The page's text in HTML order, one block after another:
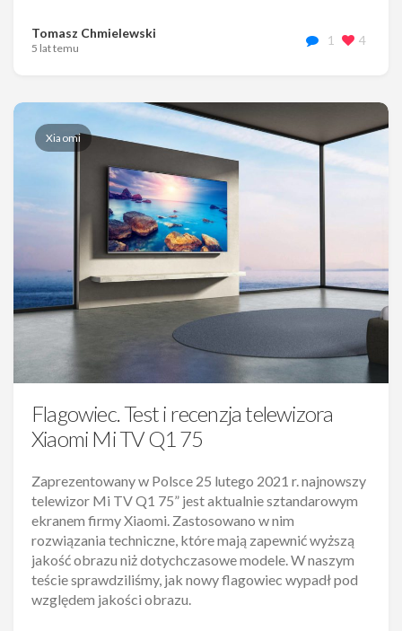
Tomasz Chmielewski
5 lat temu
1 4
Xiaomi
Flagowiec. Test i recenzja telewizora
Xiaomi Mi TV Q1 75
Zaprezentowany w Polsce 25 lutego 2021 r. najnowszy
telewizor Mi TV Q1 75” jest aktualnie sztandarowym
ekranem firmy Xiaomi. Zastosowano w nim
rozwiązania techniczne, które mają zapewnić wyższą
jakość obrazu niż dotychczasowe modele. W naszym
teście sprawdziliśmy, jak nowy flagowiec wypadł pod
względem jakości obrazu.